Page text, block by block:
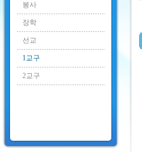
봉사
장학
선교
1교구
2교구